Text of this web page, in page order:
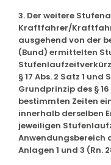
3. Der weitere
Kraftfahrer/
ausgehend von der
(Bund) ermittelten
§ 17 Abs. 2 Satz 1
Grundprinzip des §
bestimmten Zeiten
innerhalb derselben
jeweiligen
Anwendungsbereich
Anlagen 1 und 3 (Rn.